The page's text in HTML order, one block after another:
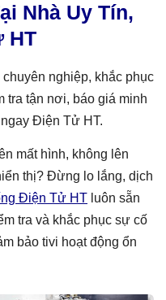
Nhà Uy Tín,
HT
nghiệp, khắc phục
tra tận nơi, báo giá minh
Điện Tử HT.
mất hình, không lên
thị? Đừng lo lắng, dịch
Điện Tử HT luôn sẵn
tra và khắc phục sự cố
bảo tivi hoạt động ổn